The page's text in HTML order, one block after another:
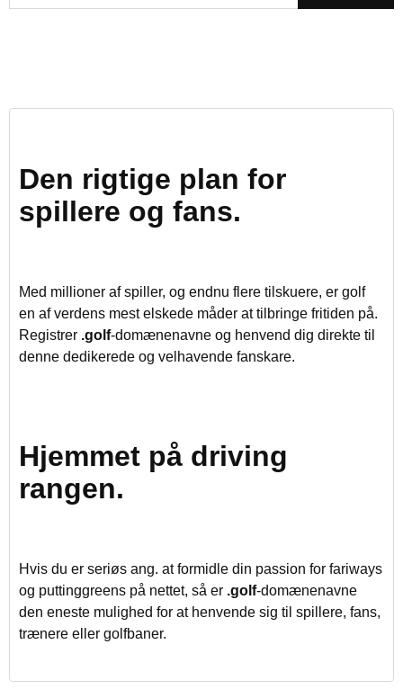
Den rigtige plan for
spillere og fans.
Med millioner af spiller, og endnu flere tilskuere, er golf
en af verdens mest elskede måder at tilbringe fritiden på.
Registrer .golf-domænenavne og henvend dig direkte til
denne dedikerede og velhavende fanskare.
Hjemmet på driving
rangen.
Hvis du er seriøs ang. at formidle din passion for fariways
og puttinggreens på nettet, så er .golf-domænenavne
den eneste mulighed for at henvende sig til spillere, fans,
trænere eller golfbaner.